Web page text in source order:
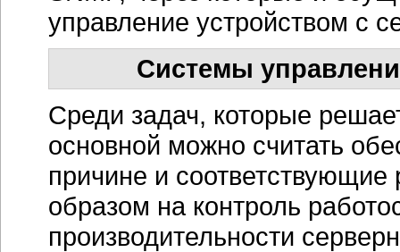
управление устройством с
Системы
Среди задач, которые
основной можно считать
причине и
образом на контроль
производительности